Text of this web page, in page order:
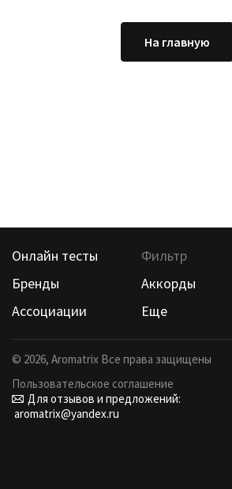
На главную
Онлайн тесты Фильтр
Бренды
Аккорды
Ассоциации
Еще
© 2026, Aromatrix Все права защищены
Пользовательское соглашение
Для отзывов и предложений:
aromatrix@yandex.ru